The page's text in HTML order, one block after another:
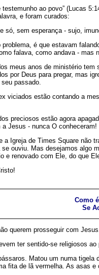
ao povo” (Lucas
e foram curados:
só, sem esperança - sujo,
é que estavam
falava, como andava - mas
meus anos de ministério
por Deus para pregar, mas
passado.
viciados estão contando a
preciosos estão agora
Jesus - nunca O conheceram!
a Igreja de Times Square não
ouviu. Mas desejamos algo
e renovado com Ele, do que
Como
Se
querem prosseguir com
ter sentido-se religiosos
Matou um numa
fita de lã vermelha. As asas